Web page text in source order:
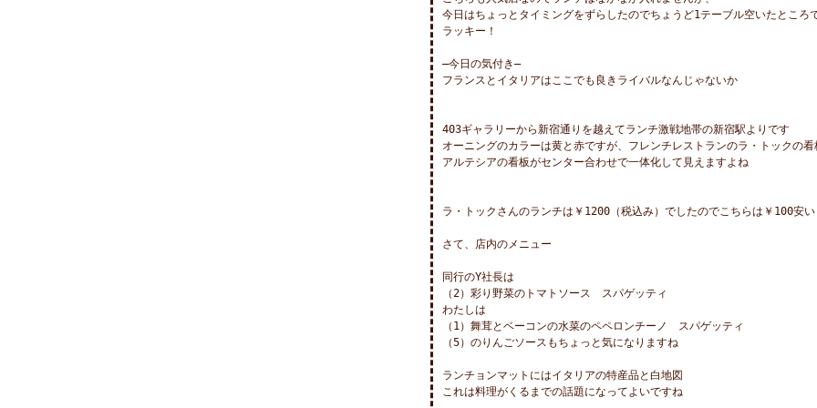
今日はちょっとタイミングをずらしたのでちょうど1テーブル空いたところ
ラッキー！
―今日の気付き―
フランスとイタリアはここでも良きライバルなんじゃないか
403ギャラリーから新宿通りを越えてランチ激戦地帯の新宿駅よりです
オーニングのカラーは黄と赤ですが、フレンチレストランのラ・トックの看
アルテシアの看板がセンター合わせで一体化して見えますよね
ラ・トックさんのランチは￥1200（税込み）でしたのでこちらは￥100安い
さて、店内のメニュー
同行のY社長は
（2）彩り野菜のトマトソース　スパゲッティ
わたしは
（1）舞茸とベーコンの水菜のペペロンチーノ　スパゲッティ
（5）のりんごソースもちょっと気になりますね
ランチョンマットにはイタリアの特産品と白地図
これは料理がくるまでの話題になってよいですね